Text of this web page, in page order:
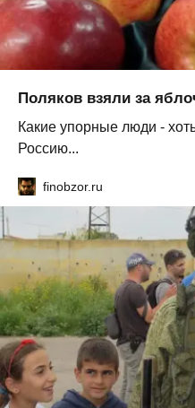
Поляков взяли за
Какие упорные люди -
Россию...
finobzor.ru